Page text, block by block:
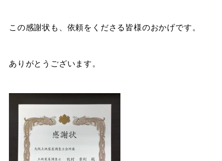
この感謝状も、依頼をくださる皆様のおかげです。
ありがとうございます。